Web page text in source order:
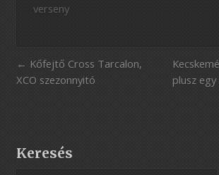
verseny
Kőfejtő Cross Tarcalon,
XCO szezonnyitó
plusz
Keresés